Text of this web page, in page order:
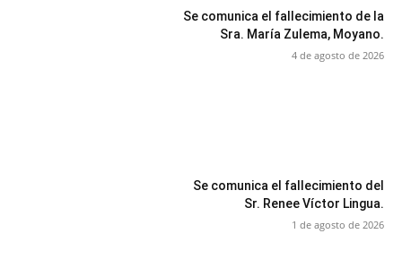
Se comunica el fallecimiento de la
Sra. María Zulema, Moyano.
4 de agosto de 2026
Se comunica el fallecimiento del
Sr. Renee Víctor Lingua.
1 de agosto de 2026